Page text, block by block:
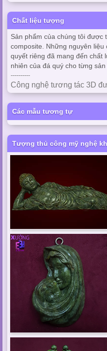
Chất liệu tượng
Sản phẩm của chúng tôi được
composite. Những nguyên
quyết riêng đã mang đến
nhiên của đá quý cho từng sản
----------
Công nghệ tương tác 3D
Các mẫu tương tự
Tượng thủ công mỹ nghệ